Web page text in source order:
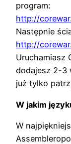
program:
http://
Następnie
http://
Uruchamiasz
dodajesz 2-3
już tylko
W jakim
W